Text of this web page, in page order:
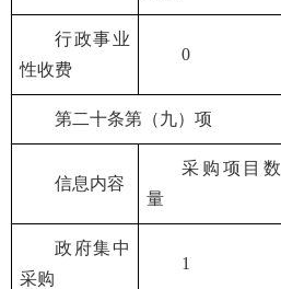
行政事业
性收费
0
第二十条第（九）项
信息内容
采购项目数
量
政府集中
采购
1